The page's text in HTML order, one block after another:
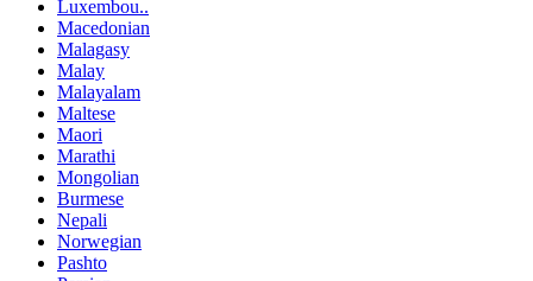
Luxembou..
Macedonian
Malagasy
Malay
Malayalam
Maltese
Maori
Marathi
Mongolian
Burmese
Nepali
Norwegian
Pashto